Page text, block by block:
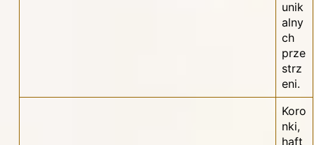
unik
alny
ch
prze
strz
eni.
Koro
nki,
haft